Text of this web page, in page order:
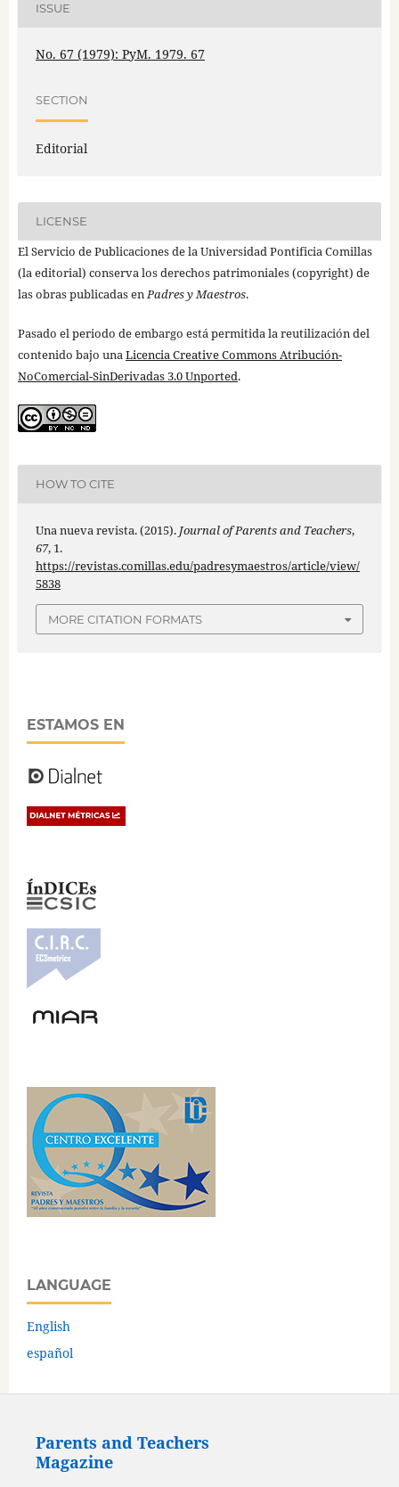
ISSUE
No. 67 (1979): PyM. 1979. 67
SECTION
Editorial
LICENSE
El Servicio de Publicaciones de la Universidad Pontificia Comillas
(la editorial) conserva los derechos patrimoniales (copyright) de
las obras publicadas enPadres y Maestros.
Pasado el periodo de embargo está permitida la reutilización del
contenido bajo unaLicencia Creative Commons Atribución-
NoComercial-SinDerivadas 3.0 Unported.
HOW TO CITE
Una nueva revista. (2015). Journal of Parents and Teachers,
67, 1.
https://revistas.comillas.edu/padresymaestros/article/view/
5838
MORE CITATION FORMATS
ESTAMOS EN
LANGUAGE
English
español
Parents and Teachers
Magazine